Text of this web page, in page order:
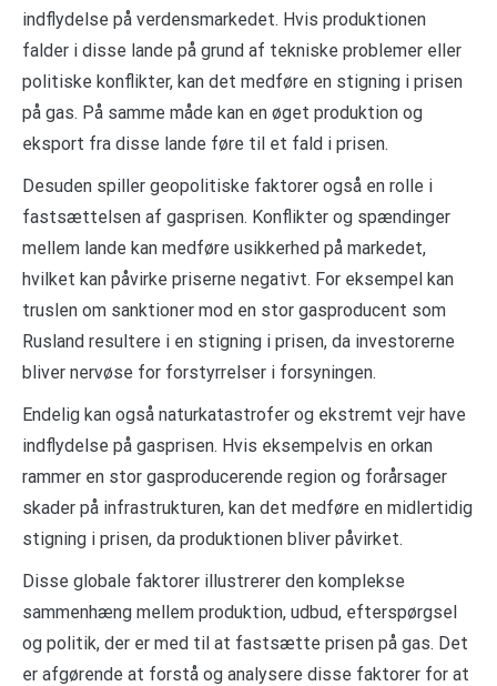
indflydelse på verdensmarkedet. Hvis produktionen
falder i disse lande på grund af tekniske problemer eller
politiske konflikter, kan det medføre en stigning i prisen
på gas. På samme måde kan en øget produktion og
eksport fra disse lande føre til et fald i prisen.
Desuden spiller geopolitiske faktorer også en rolle i
fastsættelsen af gasprisen. Konflikter og spændinger
mellem lande kan medføre usikkerhed på markedet,
hvilket kan påvirke priserne negativt. For eksempel kan
truslen om sanktioner mod en stor gasproducent som
Rusland resultere i en stigning i prisen, da investorerne
bliver nervøse for forstyrrelser i forsyningen.
Endelig kan også naturkatastrofer og ekstremt vejr have
indflydelse på gasprisen. Hvis eksempelvis en orkan
rammer en stor gasproducerende region og forårsager
skader på infrastrukturen, kan det medføre en midlertidig
stigning i prisen, da produktionen bliver påvirket.
Disse globale faktorer illustrerer den komplekse
sammenhæng mellem produktion, udbud, efterspørgsel
og politik, der er med til at fastsætte prisen på gas. Det
er afgørende at forstå og analysere disse faktorer for at